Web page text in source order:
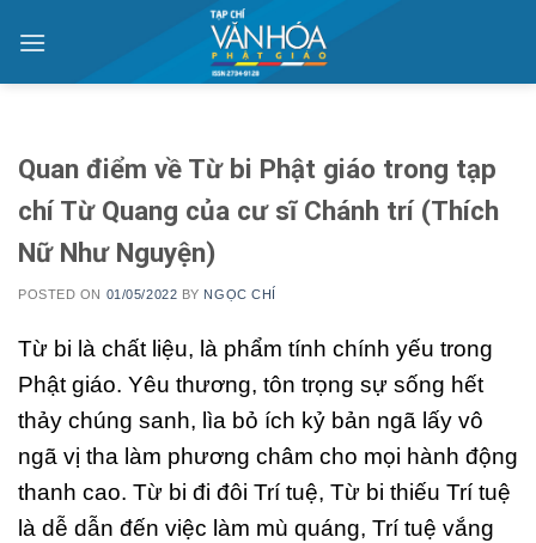
Quan điểm về Từ bi Phật giáo trong tạp
chí Từ Quang của cư sĩ Chánh trí (Thích
Nữ Như Nguyện)
POSTED ON 01/05/2022 BY NGỌC CHÍ
Từ bi là chất liệu, là phẩm tính chính yếu trong
Phật giáo. Yêu thương, tôn trọng sự sống hết
thảy chúng sanh, lìa bỏ ích kỷ bản ngã lấy vô
ngã vị tha làm phương châm cho mọi hành động
thanh cao. Từ bi đi đôi Trí tuệ, Từ bi thiếu Trí tuệ
là dễ dẫn đến việc làm mù quáng, Trí tuệ vắng